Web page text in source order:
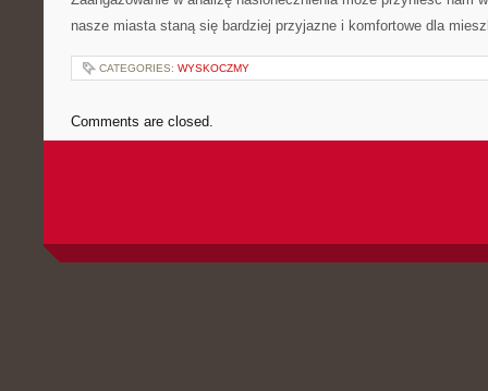
nasze miasta staną się bardziej przyjazne ‌i komfortowe‌ dla⁤
CATEGORIES: WYSKOCZMY
Comments are closed.